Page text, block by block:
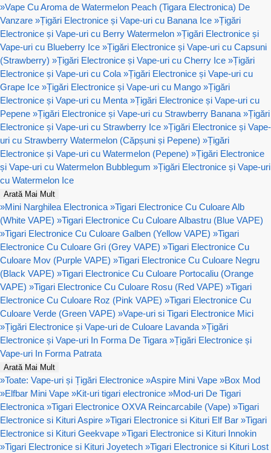
»Vape Cu Aroma de Watermelon Peach (Tigara Electronica) De
Vanzare »Țigări Electronice și Vape-uri cu Banana Ice »Țigări
Electronice și Vape-uri cu Berry Watermelon »Țigări Electronice și
Vape-uri cu Blueberry Ice »Țigări Electronice și Vape-uri cu Capsuni
(Strawberry) »Țigări Electronice și Vape-uri cu Cherry Ice »Țigări
Electronice și Vape-uri cu Cola »Țigări Electronice și Vape-uri cu
Grape Ice »Țigări Electronice și Vape-uri cu Mango »Țigări
Electronice și Vape-uri cu Menta »Țigări Electronice și Vape-uri cu
Pepene »Țigări Electronice și Vape-uri cu Strawberry Banana »Țigări
Electronice și Vape-uri cu Strawberry Ice »Țigări Electronice și Vape-
uri cu Strawberry Watermelon (Căpșuni și Pepene) »Țigări
Electronice și Vape-uri cu Watermelon (Pepene) »Țigări Electronice
și Vape-uri cu Watermelon Bubblegum »Țigări Electronice și Vape-uri
cu Watermelon Ice
Arată Mai Mult
»Mini Narghilea Electronica »Tigari Electronice Cu Culoare Alb
(White VAPE) »Tigari Electronice Cu Culoare Albastru (Blue VAPE)
»Tigari Electronice Cu Culoare Galben (Yellow VAPE) »Tigari
Electronice Cu Culoare Gri (Grey VAPE) »Tigari Electronice Cu
Culoare Mov (Purple VAPE) »Tigari Electronice Cu Culoare Negru
(Black VAPE) »Tigari Electronice Cu Culoare Portocaliu (Orange
VAPE) »Tigari Electronice Cu Culoare Rosu (Red VAPE) »Tigari
Electronice Cu Culoare Roz (Pink VAPE) »Tigari Electronice Cu
Culoare Verde (Green VAPE) »Vape-uri si Tigari Electronice Mici
»Țigări Electronice și Vape-uri de Culoare Lavanda »Țigări
Electronice și Vape-uri In Forma De Tigara »Țigări Electronice și
Vape-uri In Forma Patrata
Arată Mai Mult
»Toate: Vape-uri și Țigări Electronice »Aspire Mini Vape »Box Mod
»Elfbar Mini Vape »Kit-uri tigari electronice »Mod-uri De Tigari
Electronica »Tigari Electronice OXVA Reincarcabile (Vape) »Tigari
Electronice si Kituri Aspire »Tigari Electronice si Kituri Elf Bar »Tigari
Electronice si Kituri Geekvape »Tigari Electronice si Kituri Innokin
»Tigari Electronice si Kituri Joyetech »Tigari Electronice si Kituri Lost